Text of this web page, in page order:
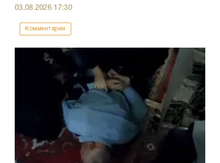
03.08.2026 17:30
Комментарии